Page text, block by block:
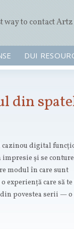
way to contact
DUI
din
digital
și se
modul în care sunt
care să te
povestea serii — o